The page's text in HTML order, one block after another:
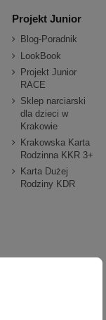
Projekt Junior
Blog-Poradnik
LookBook
Projekt Junior
RACE
Sklep narciarski
dla dzieci w
Krakowie
Krakowska Karta
Rodzinna KKR 3+
Karta Dużej
Rodziny KDR